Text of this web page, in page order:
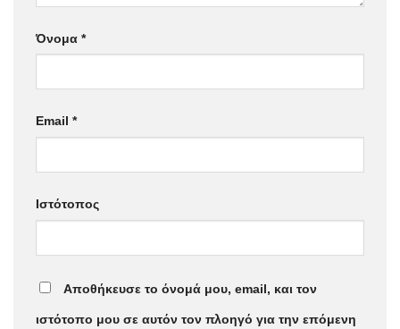
Όνομα *
Email *
Ιστότοπος
Αποθήκευσε το όνομά μου, email, και τον
ιστότοπο μου σε αυτόν τον πλοηγό για την επόμενη